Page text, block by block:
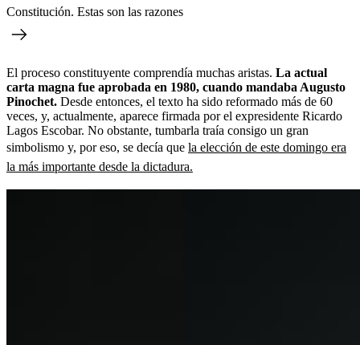
Constitución. Estas son las razones
El proceso constituyente comprendía muchas aristas. La actual
carta magna fue aprobada en 1980, cuando mandaba Augusto
Pinochet. Desde entonces, el texto ha sido reformado más de 60
veces, y, actualmente, aparece firmada por el expresidente Ricardo
Lagos Escobar. No obstante, tumbarla traía consigo un gran
simbolismo y, por eso, se decía que la elección de este domingo era
la más importante desde la dictadura.